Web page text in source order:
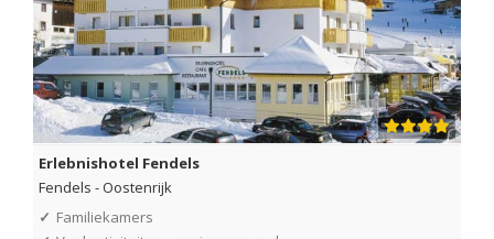
Erlebnishotel Fendels
Fendels -Oostenrijk
✓ Familiekamers